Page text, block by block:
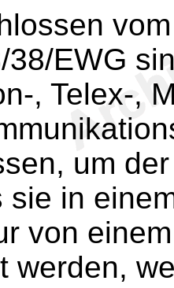
38/EWG
, Telex-,
um
sie in
von
werden,